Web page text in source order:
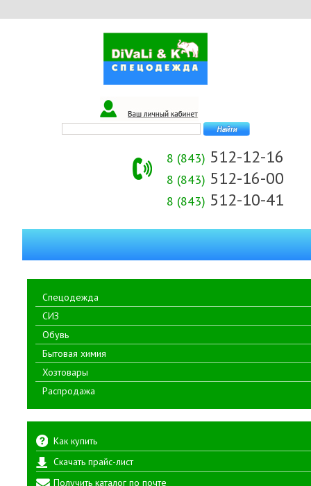
8 (843) 512-12-16
8 (843) 512-16-00
8 (843) 512-10-41
Спецодежда
СИЗ
Обувь
Бытовая химия
Хозтовары
Распродажа
Как купить
Скачать прайс-лист
Получить каталог по почте